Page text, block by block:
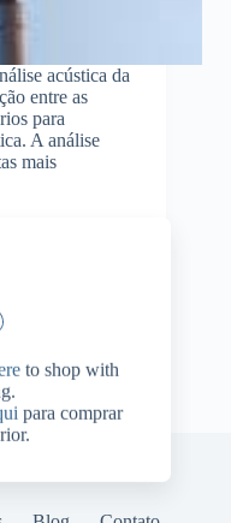
to shop with
para comprar
acústica da
entre as
para
A análise
mais